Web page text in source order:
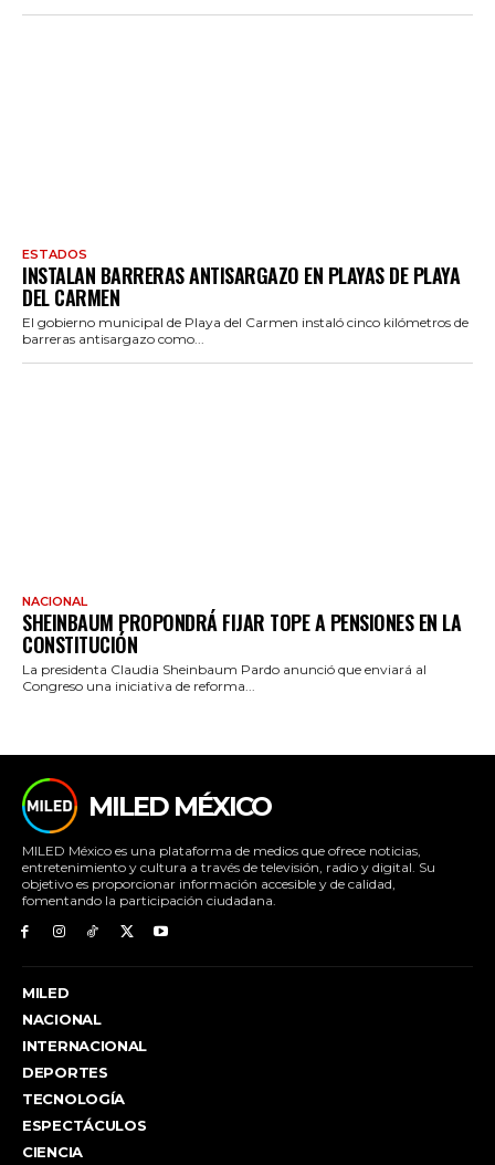
ESTADOS
INSTALAN BARRERAS ANTISARGAZO EN PLAYAS DE PLAYA
DEL CARMEN
El gobierno municipal de Playa del Carmen instaló cinco kilómetros de
barreras antisargazo como...
NACIONAL
SHEINBAUM PROPONDRÁ FIJAR TOPE A PENSIONES EN LA
CONSTITUCIÓN
La presidenta Claudia Sheinbaum Pardo anunció que enviará al
Congreso una iniciativa de reforma...
MILED MÉXICO
MILED México es una plataforma de medios que ofrece noticias,
entretenimiento y cultura a través de televisión, radio y digital. Su
objetivo es proporcionar información accesible y de calidad,
fomentando la participación ciudadana.
MILED
NACIONAL
INTERNACIONAL
DEPORTES
TECNOLOGÍA
ESPECTÁCULOS
CIENCIA